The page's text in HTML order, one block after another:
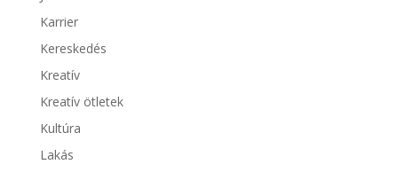
Karrier
Kereskedés
Kreatív
Kreatív ötletek
Kultúra
Lakás